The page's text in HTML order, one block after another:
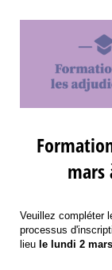
mars
Veuillez compléter
processus
lieu le lundi 2